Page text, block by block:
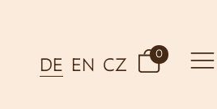
DE EN CZ
0